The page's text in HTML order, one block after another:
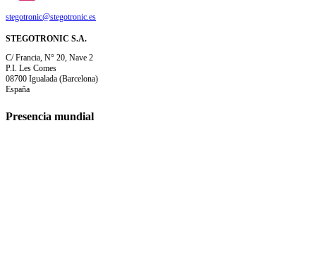
stegotronic@stegotronic.es
STEGOTRONIC S.A.
C/ Francia, N° 20, Nave 2
P.I. Les Comes
08700 Igualada (Barcelona)
España
Presencia mundial